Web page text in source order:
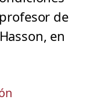
de
en